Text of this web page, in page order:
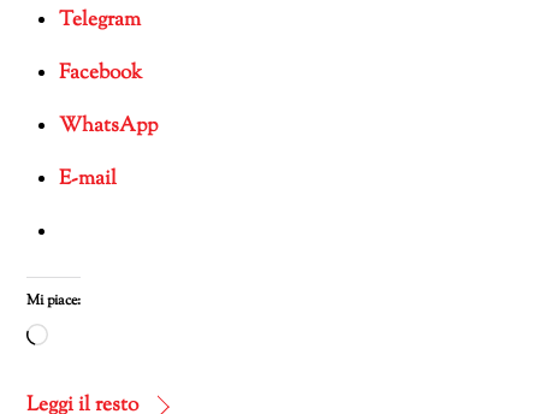
Telegram
Facebook
WhatsApp
E-mail
Mi piace:
Caricamento
corso…
Leggi il resto